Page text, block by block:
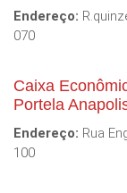
Endereço:
070
Caixa
Portela
Endereço: Rua
100